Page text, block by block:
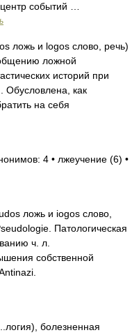
событий …
ложь и logos слово, речь)
ложной
историй при
Обусловлена, как
на себя
4 • лжеучение (6) •
ложь и iogos слово,
Патологическая
ч. л.
собственной
болезненная